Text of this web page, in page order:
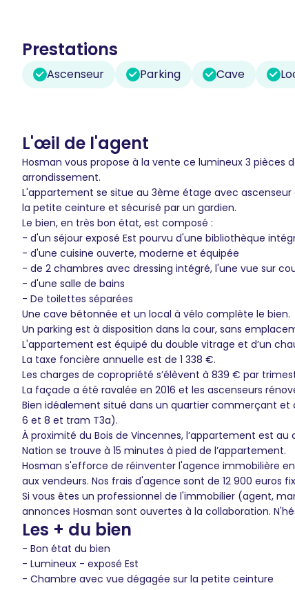
Prestations
Ascenseur Parking Cave
L'œil de l'agent
Hosman vous propose à la vente ce lumineux 3 pièces
arrondissement.
L'appartement se situe au 3ème étage avec
la petite ceinture et sécurisé par un gardien.
Le bien, en très bon état, est composé :
- d'un séjour exposé Est pourvu d'une bibliothèque
- d'une cuisine ouverte, moderne et équipée
- de 2 chambres avec dressing intégré, l'une vue sur
- d'une salle de bains
- De toilettes séparées
Une cave bétonnée et un local à vélo complète le bien.
Un parking est à disposition dans la cour, sans
L'appartement est équipé du double vitrage et d’un
La taxe foncière annuelle est de 1 338 €.
Les charges de copropriété s’élèvent à 839 € par
La façade a été ravalée en 2016 et les ascenseurs
Bien idéalement situé dans un quartier commerçant et
6 et 8 et tram T3a).
À proximité du Bois de Vincennes, l’appartement est
Nation se trouve à 15 minutes à pied de l’appartement.
Hosman s'efforce de réinventer l'agence immobilière
aux vendeurs. Nos frais d'agence sont de 12 900 euros
Si vous êtes un professionnel de l'immobilier (agent,
annonces Hosman sont ouvertes à la collaboration.
Les + du bien
- Bon état du bien
- Lumineux - exposé Est
- Chambre avec vue dégagée sur la petite ceinture